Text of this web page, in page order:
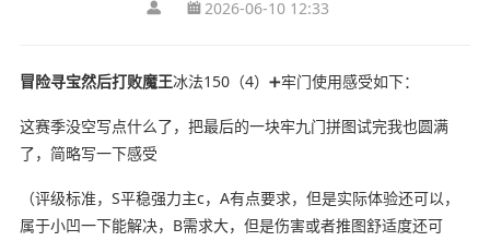
2026-06-10 12:33
冒险寻宝然后打败魔王冰法150（4）➕牢门使用感受如下：
这赛季没空写点什么了，把最后的一块牢九门拼图试完我也圆满
了，简略写一下感受
（评级标准，S平稳强力主c，A有点要求，但是实际体验还可以，
属于小凹一下能解决，B需求大，但是伤害或者推图舒适度还可